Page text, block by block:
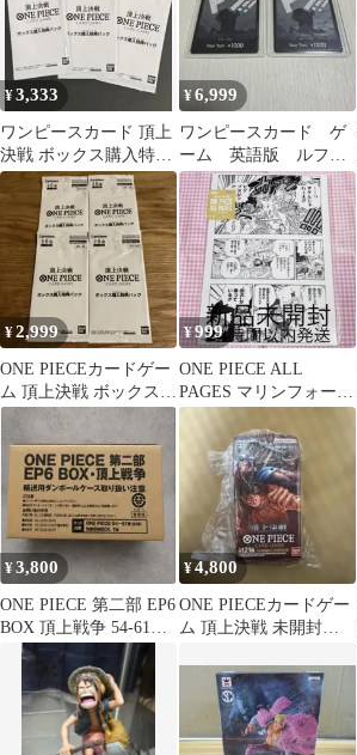
¥3,333
ワンピースカード 頂上
決戦 ボックス購入特典
パック 3点
¥6,999
ワンピースカード ゲ
ーム 英語版 ルフ
ィ エース 頂上決
戦 ドン 2枚セット
¥2,999
ONE PIECEカードゲー
ム 頂上決戦 ボックス購
入特典パック 4パック
¥999
ONE PIECE ALL
PAGES マリンフォード
頂上決戦編
¥3,800
ONE PIECE 第二部 EP6
BOX 頂上戦争 54-61巻
(全8冊)
¥4,800
ONE PIECEカードゲー
ム 頂上決戦 未開封